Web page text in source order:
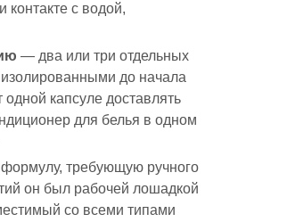
с водой,
— два или три отдельных
до начала
капсуле доставлять
для белья в одном
требующую ручного
он был рабочей лошадкой
со всеми типами